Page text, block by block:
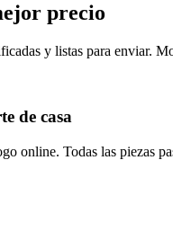
precio
y listas para enviar.
de casa
online. Todas las piezas